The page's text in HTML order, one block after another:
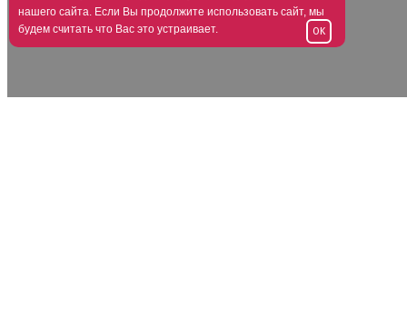
нашего сайта. Если Вы продолжите использовать сайт, мы
будем считать что Вас это устраивает.
OK